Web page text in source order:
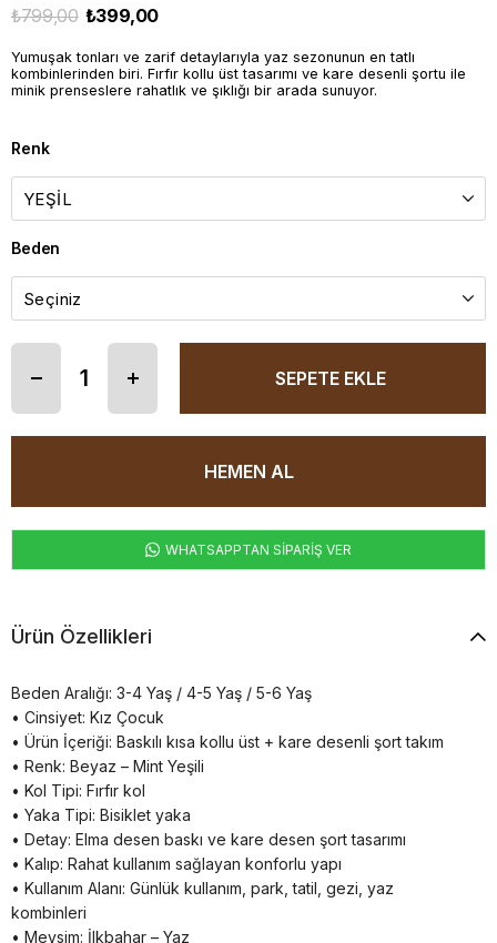
₺799,00 ₺399,00
Yumuşak tonları ve zarif detaylarıyla yaz sezonunun en tatlı
kombinlerinden biri. Fırfır kollu üst tasarımı ve kare desenli şortu ile
minik prenseslere rahatlık ve şıklığı bir arada sunuyor.
Renk
Beden
WHATSAPPTAN SİPARİŞ VER
Ürün Özellikleri
Beden Aralığı: 3-4 Yaş / 4-5 Yaş / 5-6 Yaş
• Cinsiyet: Kız Çocuk
• Ürün İçeriği: Baskılı kısa kollu üst + kare desenli şort takım
• Renk: Beyaz – Mint Yeşili
• Kol Tipi: Fırfır kol
• Yaka Tipi: Bisiklet yaka
• Detay: Elma desen baskı ve kare desen şort tasarımı
• Kalıp: Rahat kullanım sağlayan konforlu yapı
• Kullanım Alanı: Günlük kullanım, park, tatil, gezi, yaz
kombinleri
• Mevsim: İlkbahar – Yaz